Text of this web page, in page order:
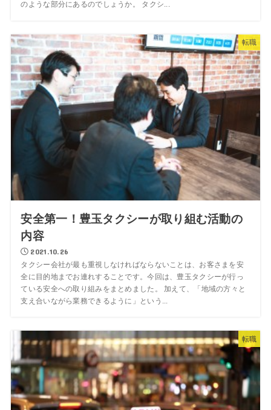
のような部分にあるのでしょうか。 タクシ...
転職
安全第一！豊玉タクシーが取り組む活動の
内容
2021.10.26
タクシー会社が最も重視しなければならないことは、お客さまを安
全に目的地までお連れすることです。今回は、豊玉タクシーが行っ
ている安全への取り組みをまとめました。 加えて、「地域の方々と
支え合いながら業務できるように」という...
転職